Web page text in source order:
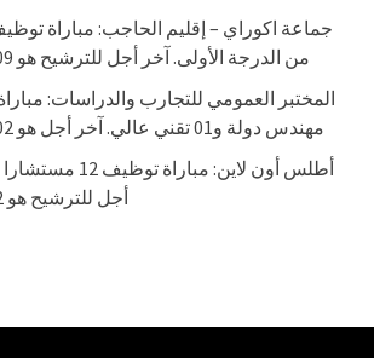
من الدرجة الأولى. آخر أجل للترشيح هو 09 يونيو 2023
مهندس دولة و01 تقني عالي. آخر أجل هو 02 يونيو 2023
أطلس أون لاين: مباراة
أجل للترشيح هو 2 يونيو 2023